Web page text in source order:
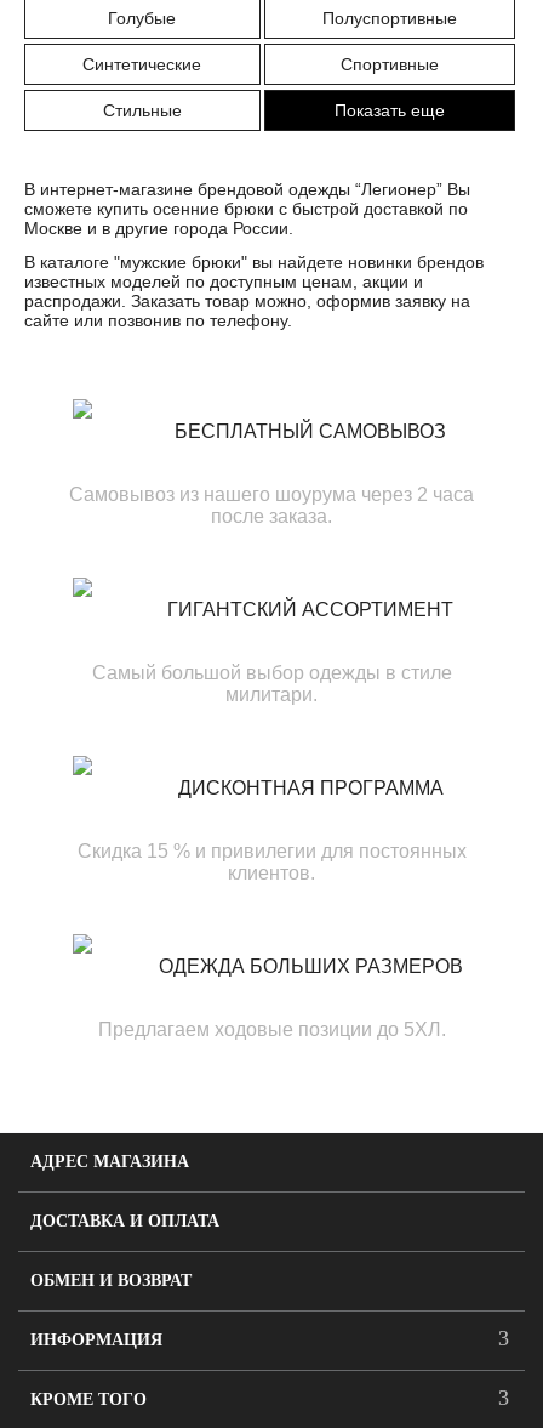
Голубые Полуспортивные
Синтетические Спортивные
Стильные Показать еще
В интернет-магазине брендовой одежды “Легионер” Вы
сможете купить осенние брюки с быстрой доставкой по
Москве и в другие города России.
В каталоге "мужские брюки" вы найдете новинки брендов
известных моделей по доступным ценам, акции и
распродажи. Заказать товар можно, оформив заявку на
сайте или позвонив по телефону.
БЕСПЛАТНЫЙ САМОВЫВОЗ
Самовывоз из нашего шоурума через 2 часа
после заказа.
ГИГАНТСКИЙ АССОРТИМЕНТ
Самый большой выбор одежды в стиле
милитари.
ДИСКОНТНАЯ ПРОГРАММА
Скидка 15 % и привилегии для постоянных
клиентов.
ОДЕЖДА БОЛЬШИХ РАЗМЕРОВ
Предлагаем ходовые позиции до 5ХЛ.
АДРЕС МАГАЗИНА
ДОСТАВКА И ОПЛАТА
ОБМЕН И ВОЗВРАТ
ИНФОРМАЦИЯ
КРОМЕ ТОГО